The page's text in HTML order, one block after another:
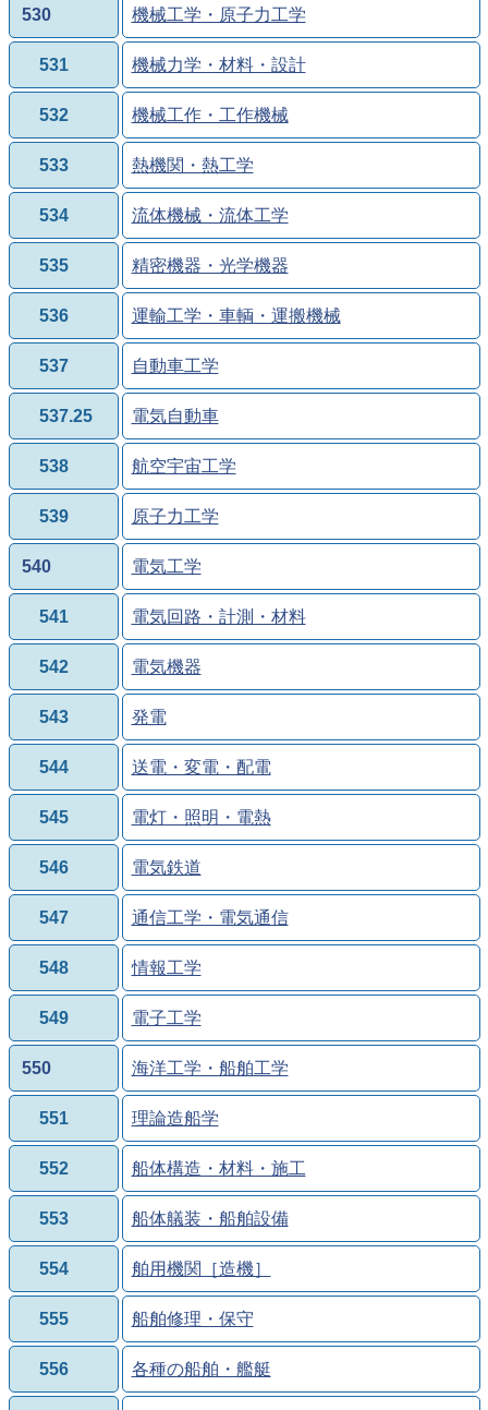
530 機械工学・原子力工学
531 機械力学・材料・設計
532 機械工作・工作機械
533 熱機関・熱工学
534 流体機械・流体工学
535 精密機器・光学機器
536 運輸工学・車輌・運搬機械
537 自動車工学
537.25 電気自動車
538 航空宇宙工学
539 原子力工学
540 電気工学
541 電気回路・計測・材料
542 電気機器
543 発電
544 送電・変電・配電
545 電灯・照明・電熱
546 電気鉄道
547 通信工学・電気通信
548 情報工学
549 電子工学
550 海洋工学・船舶工学
551 理論造船学
552 船体構造・材料・施工
553 船体艤装・船舶設備
554 舶用機関［造機］
555 船舶修理・保守
556 各種の船舶・艦艇